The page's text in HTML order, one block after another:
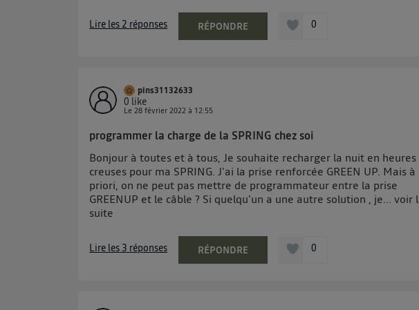
Lire les 2 réponses RÉPONDRE 0
pins31132633
0 like
Le28 février 2022 à 12:55
programmer la charge de la SPRING chez soi
Bonjour à toutes et à tous, Je souhaite recharger la nuit en heures
creuses pour ma SPRING. J'ai la prise renforcée GREEN UP. Mais à
priori, on ne peut pas mettre de programmateur entre la prise
GREENUP et le câble ? Si quelqu'un a une autre solution , je...voir
suite
Lire les 3 réponses RÉPONDRE 0